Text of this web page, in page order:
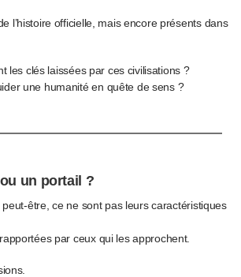
l’histoire officielle, mais encore présents dans
les clés laissées par ces civilisations ?
une humanité en quête de sens ?
un portail ?
être, ce ne sont pas leurs caractéristiques
par ceux qui les approchent.